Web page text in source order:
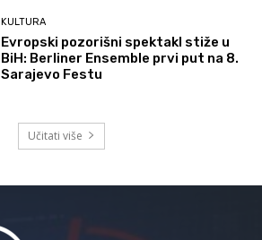
KULTURA
Evropski pozorišni spektakl stiže u
BiH: Berliner Ensemble prvi put na 8.
Sarajevo Festu
Učitati više